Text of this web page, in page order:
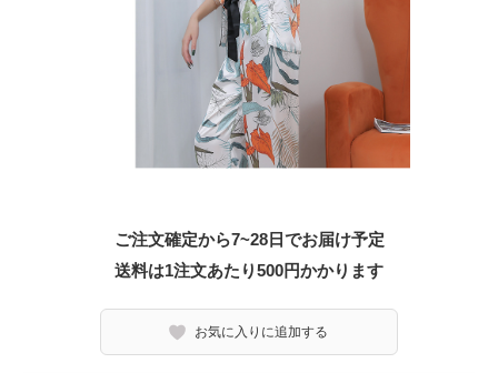
ご注文確定から7~28日でお届け予定
送料は1注文あたり500円かかります
お気に入りに追加する